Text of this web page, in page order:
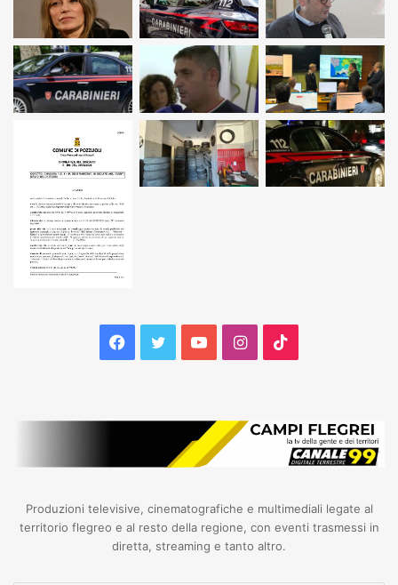
Facebook
TwitterYouTubeInstagram
Produzioni televisive, cinematografiche e multimediali legate al
territorio flegreo e al resto della regione, con eventi trasmessi in
diretta, streaming e tanto altro.